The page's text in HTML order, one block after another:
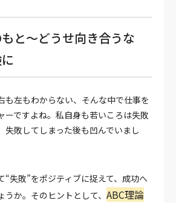
と～どうせ向き合うな
も左もわからない、そんな中で仕事を
ーですよね。私自身も若いころは失敗
失敗してしまった後も凹んでいまし
失敗”をポジティブに捉えて、成功へ
か。そのヒントとして、 ABC理論